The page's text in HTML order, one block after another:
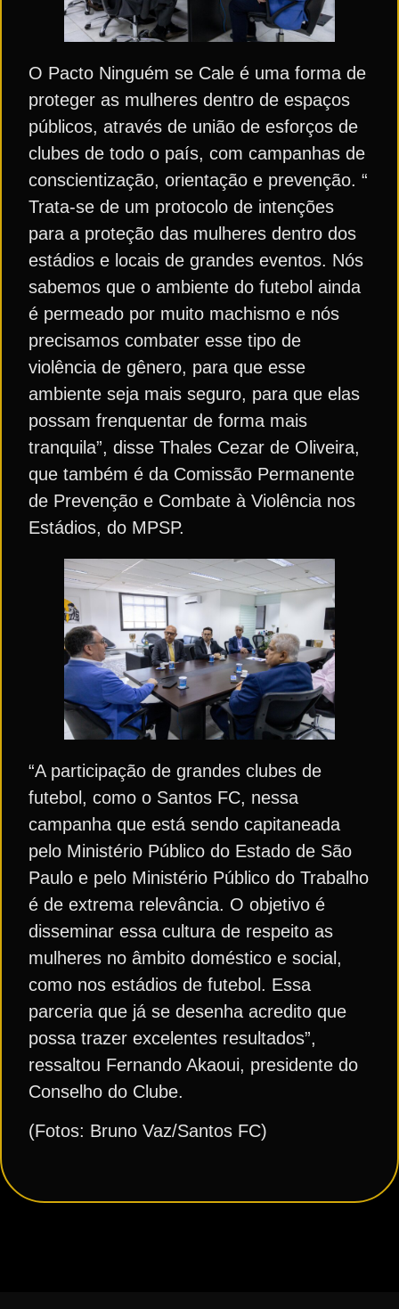
O Pacto Ninguém se Cale é uma forma de
proteger as mulheres dentro de espaços
públicos, através de união de esforços de
clubes de todo o país, com campanhas de
conscientização, orientação e prevenção. “
Trata-se de um protocolo de intenções
para a proteção das mulheres dentro dos
estádios e locais de grandes eventos. Nós
sabemos que o ambiente do futebol ainda
é permeado por muito machismo e nós
precisamos combater esse tipo de
violência de gênero, para que esse
ambiente seja mais seguro, para que elas
possam frenquentar de forma mais
tranquila”, disse Thales Cezar de Oliveira,
que também é da Comissão Permanente
de Prevenção e Combate à Violência nos
Estádios, do MPSP.
“A participação de grandes clubes de
futebol, como o Santos FC, nessa
campanha que está sendo capitaneada
pelo Ministério Público do Estado de São
Paulo e pelo Ministério Público do Trabalho
é de extrema relevância. O objetivo é
disseminar essa cultura de respeito as
mulheres no âmbito doméstico e social,
como nos estádios de futebol. Essa
parceria que já se desenha acredito que
possa trazer excelentes resultados”,
ressaltou Fernando Akaoui, presidente do
Conselho do Clube.
(Fotos: Bruno Vaz/Santos FC)